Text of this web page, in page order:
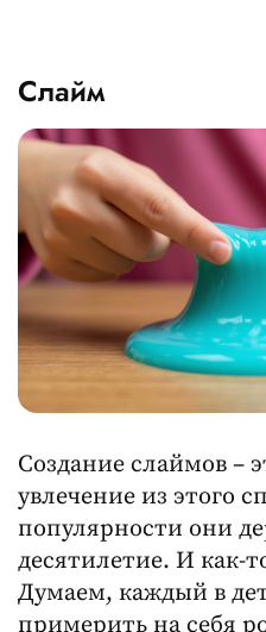
Слайм
Создание слаймов –
увлечение из этого
популярности они
десятилетие. И как-
Думаем, каждый в
примерить на себя